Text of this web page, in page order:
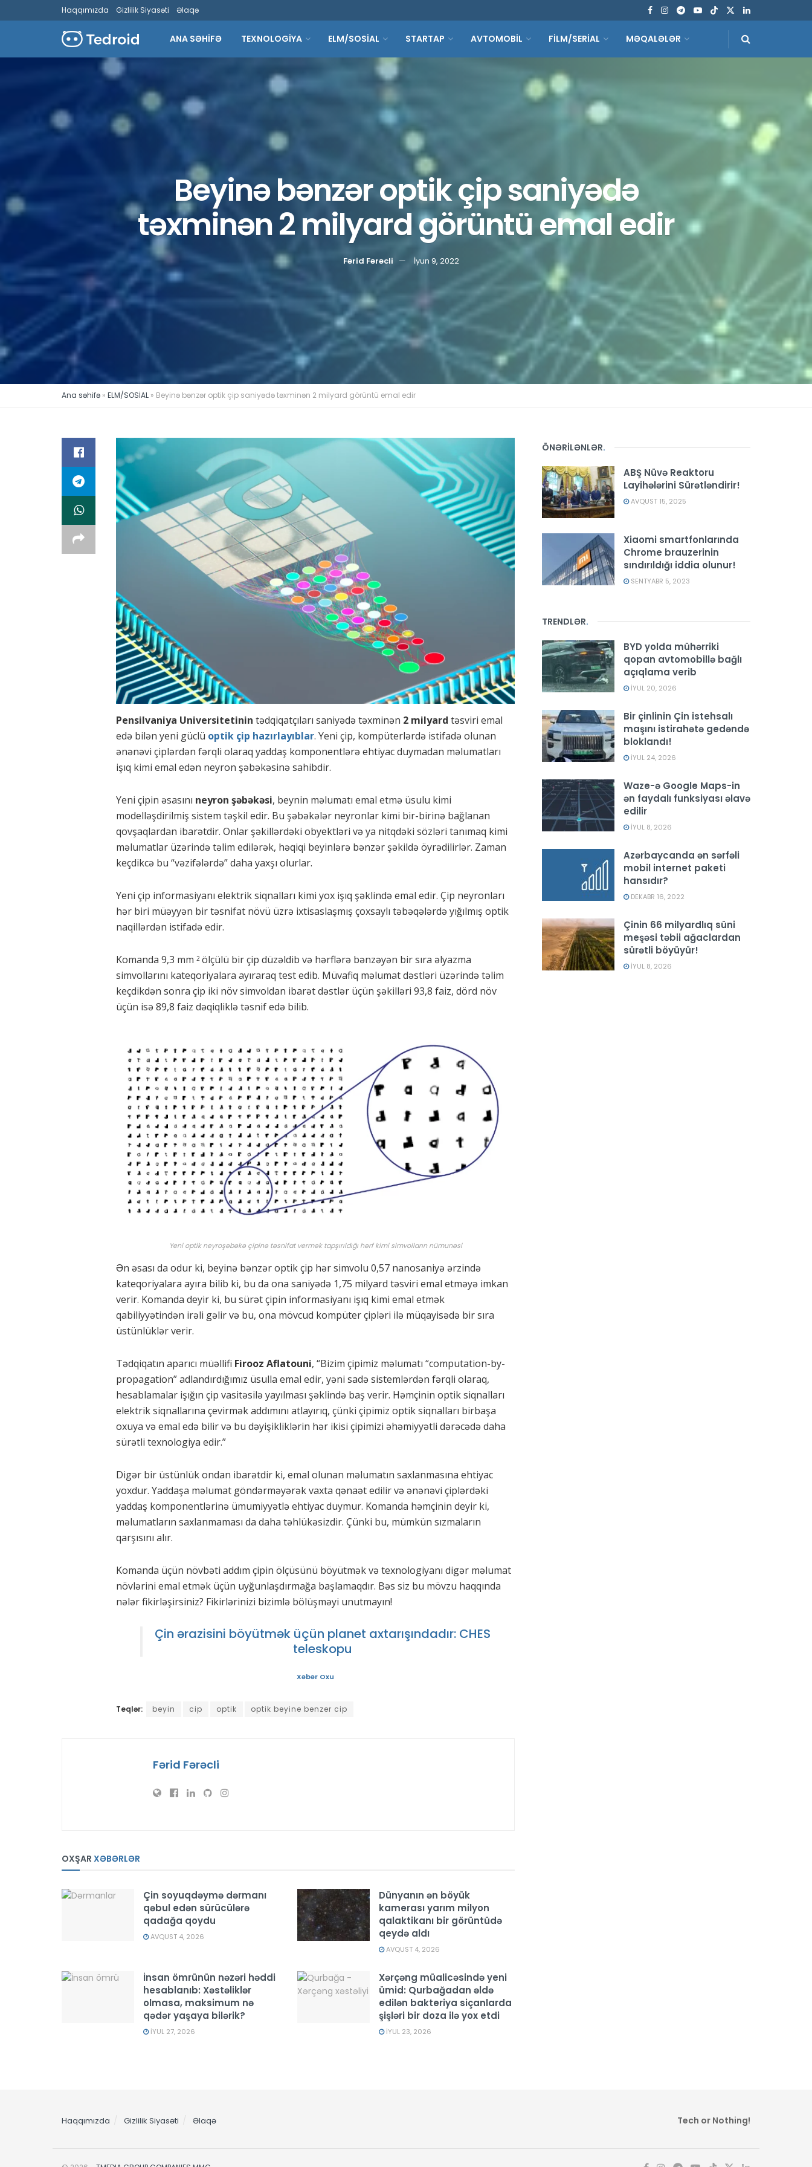
Haqqımızda Gizlilik Siyasəti Əlaqə
ANA SƏHİFƏ TEXNOLOGİYA ELM/SOSİAL STARTAP AVTOMOBİL FİLM/SERİAL MƏQALƏLƏR
Beyinə bənzər optik çip saniyədə
təxminən 2 milyard görüntü emal edir
Fərid Fərəcli İyun 9, 2022
Ana səhifə » ELM/SOSİAL » Beyinə bənzər optik çip saniyədə təxminən 2 milyard görüntü emal edir
Pensilvaniya Universitetinin tədqiqatçıları saniyədə təxminən 2 milyard təsviri emal
edə bilən yeni güclü optik çip hazırlayıblar. Yeni çip, kompüterlərdə istifadə olunan
ənənəvi çiplərdən fərqli olaraq yaddaş komponentlərə ehtiyac duymadan məlumatları
işıq kimi emal edən neyron şəbəkəsinə sahibdir.
Yeni çipin əsasını neyron şəbəkəsi, beynin məlumatı emal etmə üsulu kimi
modelləşdirilmiş sistem təşkil edir. Bu şəbəkələr neyronlar kimi bir-birinə bağlanan
qovşaqlardan ibarətdir. Onlar şəkillərdəki obyektləri və ya nitqdəki sözləri tanımaq kimi
məlumatlar üzərində təlim edilərək, həqiqi beyinlərə bənzər şəkildə öyrədilirlər. Zaman
keçdikcə bu “vəzifələrdə” daha yaxşı olurlar.
Yeni çip informasiyanı elektrik siqnalları kimi yox işıq şəklində emal edir. Çip neyronları
hər biri müəyyən bir təsnifat növü üzrə ixtisaslaşmış çoxsaylı təbəqələrdə yığılmış optik
naqillərdən istifadə edir.
Komanda 9,3 mm 2 ölçülü bir çip düzəldib və hərflərə bənzəyən bir sıra əlyazma
simvollarını kateqoriyalara ayıraraq test edib. Müvafiq məlumat dəstləri üzərində təlim
keçdikdən sonra çip iki növ simvoldan ibarət dəstlər üçün şəkilləri 93,8 faiz, dörd növ
üçün isə 89,8 faiz dəqiqliklə təsnif edə bilib.
Yeni optik neyroşəbəkə çipinə təsnifat vermək tapşırıldığı hərf kimi simvolların nümunəsi
Ən əsası da odur ki, beyinə bənzər optik çip hər simvolu 0,57 nanosaniyə ərzində
kateqoriyalara ayıra bilib ki, bu da ona saniyədə 1,75 milyard təsviri emal etməyə imkan
verir. Komanda deyir ki, bu sürət çipin informasiyanı işıq kimi emal etmək
qabiliyyətindən irəli gəlir və bu, ona mövcud kompüter çipləri ilə müqayisədə bir sıra
üstünlüklər verir.
Tədqiqatın aparıcı müəllifi Firooz Aflatouni, “Bizim çipimiz məlumatı “computation-by-
propagation” adlandırdığımız üsulla emal edir, yəni sadə sistemlərdən fərqli olaraq,
hesablamalar işığın çip vasitəsilə yayılması şəklində baş verir. Həmçinin optik siqnalları
elektrik siqnallarına çevirmək addımını atlayırıq, çünki çipimiz optik siqnalları birbaşa
oxuya və emal edə bilir və bu dəyişikliklərin hər ikisi çipimizi əhəmiyyətli dərəcədə daha
sürətli texnologiya edir.”
Digər bir üstünlük ondan ibarətdir ki, emal olunan məlumatın saxlanmasına ehtiyac
yoxdur. Yaddaşa məlumat göndərməyərək vaxta qənaət edilir və ənənəvi çiplərdəki
yaddaş komponentlərinə ümumiyyətlə ehtiyac duymur. Komanda həmçinin deyir ki,
məlumatların saxlanmaması da daha təhlükəsizdir. Çünki bu, mümkün sızmaların
qarşısını alır.
Komanda üçün növbəti addım çipin ölçüsünü böyütmək və texnologiyanı digər məlumat
növlərini emal etmək üçün uyğunlaşdırmağa başlamaqdır. Bəs siz bu mövzu haqqında
nələr fikirləşirsiniz? Fikirlərinizi bizimlə bölüşməyi unutmayın!
Çin ərazisini böyütmək üçün planet axtarışındadır: CHES
teleskopu
Xəbər Oxu
Teqlər: beyin cip optik optik beyine benzer cip
Fərid Fərəcli
OXŞAR XƏBƏRLƏR
Çin soyuqdəymə dərmanı
qəbul edən sürücülərə
qadağa qoydu
AVQUST 4, 2026
Dünyanın ən böyük
kamerası yarım milyon
qalaktikanı bir görüntüdə
qeydə aldı
AVQUST 4, 2026
İnsan ömrünün nəzəri həddi
hesablanıb: Xəstəliklər
olmasa, maksimum nə
qədər yaşaya bilərik?
İYUL 27, 2026
Xərçəng müalicəsində yeni
ümid: Qurbağadan əldə
edilən bakteriya siçanlarda
şişləri bir doza ilə yox etdi
İYUL 23, 2026
ÖNƏRİLƏNLƏR.
ABŞ Nüvə Reaktoru
Layihələrini Sürətləndirir!
AVQUST 15, 2025
Xiaomi smartfonlarında
Chrome brauzerinin
sındırıldığı iddia olunur!
SENTYABR 5, 2023
TRENDLƏR.
BYD yolda mühərriki
qopan avtomobillə bağlı
açıqlama verib
İYUL 20, 2026
Bir çinlinin Çin istehsalı
maşını istirahətə gedəndə
bloklandı!
İYUL 24, 2026
Waze-ə Google Maps-in
ən faydalı funksiyası əlavə
edilir
İYUL 8, 2026
Azərbaycanda ən sərfəli
mobil internet paketi
hansıdır?
DEKABR 16, 2022
Çinin 66 milyardlıq süni
meşəsi təbii ağaclardan
sürətli böyüyür!
İYUL 8, 2026
Haqqımızda Gizlilik Siyasəti Əlaqə Tech or Nothing!